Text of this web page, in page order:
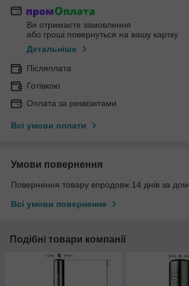
Ви отримаєте замовлення
або гроші повернуться на вашу картку
Детальніше
Післяплата
Готівкою
Оплата за реквізитами
Всі умови оплати
Умови повернення
Повернення товару впродовж 14 днів за
Всі умови повернення
Подібні товари компанії